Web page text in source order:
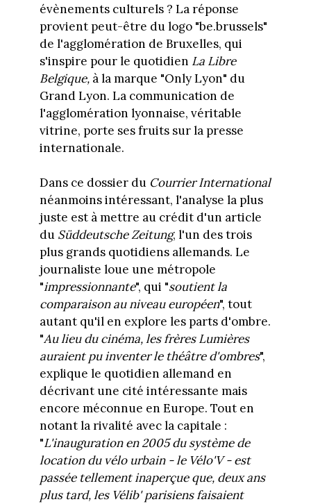
évènements culturels ? La réponse
provient peut-être du logo "be.brussels"
de l'agglomération de Bruxelles, qui
s'inspire pour le quotidien La Libre
Belgique, à la marque "Only Lyon" du
Grand Lyon. La communication de
l'agglomération lyonnaise, véritable
vitrine, porte ses fruits sur la presse
internationale.
Dans ce dossier du Courrier International
néanmoins intéressant, l'analyse la plus
juste est à mettre au crédit d'un article
du Süddeutsche Zeitung, l'un des trois
plus grands quotidiens allemands. Le
journaliste loue une métropole
"impressionnante", qui "soutient la
comparaison au niveau européen", tout
autant qu'il en explore les parts d'ombre.
"Au lieu du cinéma, les frères Lumières
auraient pu inventer le théâtre d'ombres",
explique le quotidien allemand en
décrivant une cité intéressante mais
encore méconnue en Europe. Tout en
notant la rivalité avec la capitale :
"L'inauguration en 2005 du système de
location du vélo urbain - le Vélo'V - est
passée tellement inaperçue que, deux ans
plus tard, les Vélib' parisiens faisaient